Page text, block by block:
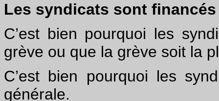
Les syndicats sont
C’est bien pourquoi les
grève ou que la grève soit la
C’est bien pourquoi les
générale.